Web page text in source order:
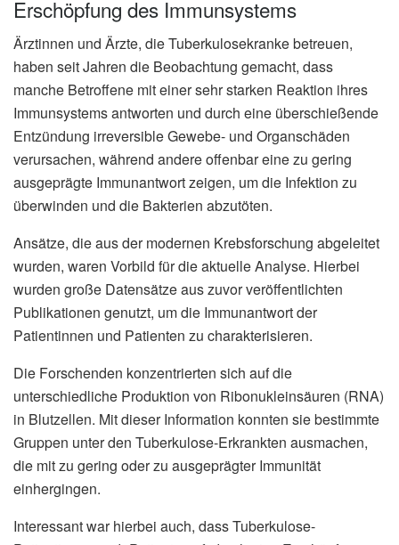
Erschöpfung des Immunsystems
Ärztinnen und Ärzte, die Tuberkulosekranke betreuen,
haben seit Jahren die Beobachtung gemacht, dass
manche Betroffene mit einer sehr starken Reaktion ihres
Immunsystems antworten und durch eine überschießende
Entzündung irreversible Gewebe- und Organschäden
verursachen, während andere offenbar eine zu gering
ausgeprägte Immunantwort zeigen, um die Infektion zu
überwinden und die Bakterien abzutöten.
Ansätze, die aus der modernen Krebsforschung abgeleitet
wurden, waren Vorbild für die aktuelle Analyse. Hierbei
wurden große Datensätze aus zuvor veröffentlichten
Publikationen genutzt, um die Immunantwort der
Patientinnen und Patienten zu charakterisieren.
Die Forschenden konzentrierten sich auf die
unterschiedliche Produktion von Ribonukleinsäuren (RNA)
in Blutzellen. Mit dieser Information konnten sie bestimmte
Gruppen unter den Tuberkulose-Erkrankten ausmachen,
die mit zu gering oder zu ausgeprägter Immunität
einhergingen.
Interessant war hierbei auch, dass Tuberkulose-